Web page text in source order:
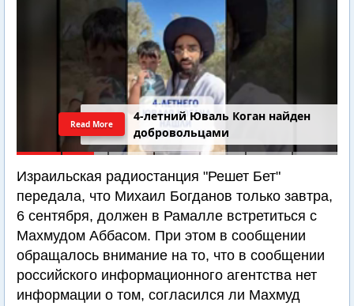
4-летний Юваль Коган найден
добровольцами
Read More
Израильская радиостанция "Решет Бет"
передала, что Михаил Богданов только завтра,
6 сентября, должен в Рамалле встретиться с
Махмудом Аббасом. При этом в сообщении
обращалось внимание на то, что в сообщении
российского информационного агентства нет
информации о том, согласился ли Махмуд